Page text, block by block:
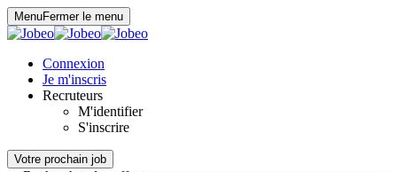
MenuFermer le menu
Connexion
Je m'inscris
Recruteurs
M'identifier
S'inscrire
Votre prochain job
Panneau de gestion des cookies